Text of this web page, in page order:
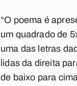
“O poema é
um quadrado de
uma das letras
lidas da direita
de baixo para